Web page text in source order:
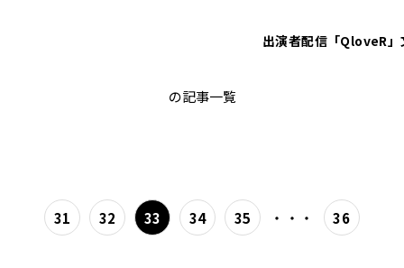
出演者配信「QloveR」
阿佐ヶ谷姉妹
の記事一覧
31 32 33 34 35 ・・・ 36